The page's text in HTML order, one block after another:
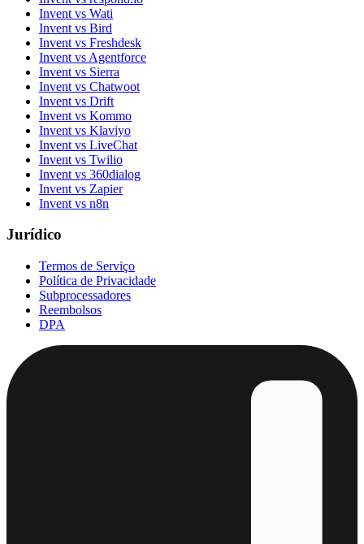
Invent vs Wati
Invent vs Bird
Invent vs Freshdesk
Invent vs Agentforce
Invent vs Sierra
Invent vs Chatwoot
Invent vs Drift
Invent vs Kommo
Invent vs Klaviyo
Invent vs LiveChat
Invent vs Twilio
Invent vs 360dialog
Invent vs Zapier
Invent vs n8n
Jurídico
Termos de Serviço
Política de Privacidade
Subprocessadores
Reembolsos
DPA